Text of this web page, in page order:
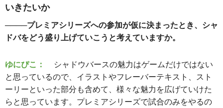
いきたいか
────プレミアシリーズへの参加が仮に決まったとき、シャ
ドバをどう盛り上げていこうと考えていますか。
ゆにぴこ：
シャドウバースの魅力はゲームだけではない
と思っているので、イラストやフレーバーテキスト、スト
ーリーといった部分も含めて、様々な魅力を広げていけた
らと思っています。プレミアシリーズで試合のみをやるの